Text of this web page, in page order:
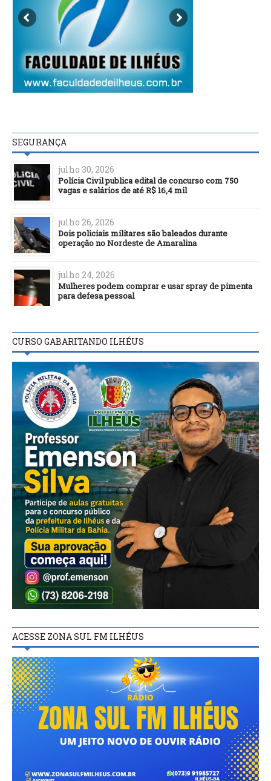
SEGURANÇA
julho 30, 2026
Polícia Civil publica edital de concurso com 750
vagas e salários de até R$ 16,4 mil
julho 26, 2026
Dois policiais militares são baleados durante
operação no Nordeste de Amaralina
julho 24, 2026
Mulheres podem comprar e usar spray de pimenta
para defesa pessoal
CURSO GABARITANDO ILHÉUS
ACESSE ZONA SUL FM ILHÉUS